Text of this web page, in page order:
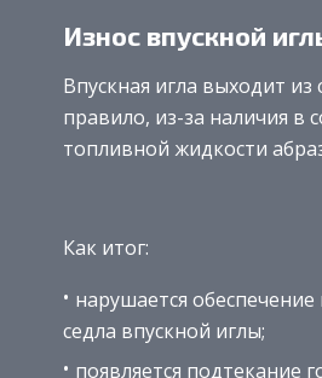
Износ впускной
Впускная игла выходит из
правило, из-за наличия в
топливной жидкости
Как итог:
нарушается
седла впускной иглы;
появляется подтекание